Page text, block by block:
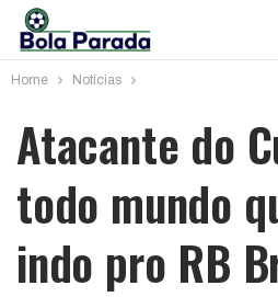
Home Notícias
Atacante do
todo mundo
indo pro RB